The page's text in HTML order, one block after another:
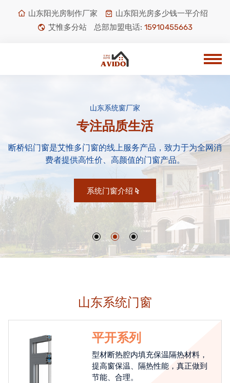
山东阳光房制作厂家
山东阳光房多少钱一平介绍
艾惟多分站
总部加盟电话: 15910455663
山东系统窗厂家
专注品质生活
断桥铝门窗是艾惟多门窗的线上服务产品，致力于为全网消
费者提供高性价、高颜值的门窗产品。
系统门窗介绍
山东系统门窗
平开系列
型材断热腔内填充保温隔热材料，
提高窗保温、隔热性能，真正做到
节能、合理。